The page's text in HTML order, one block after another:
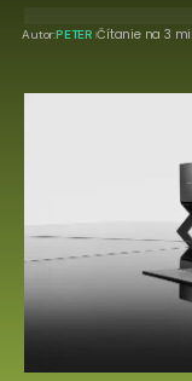
Autor:PETER Čítanie na 3